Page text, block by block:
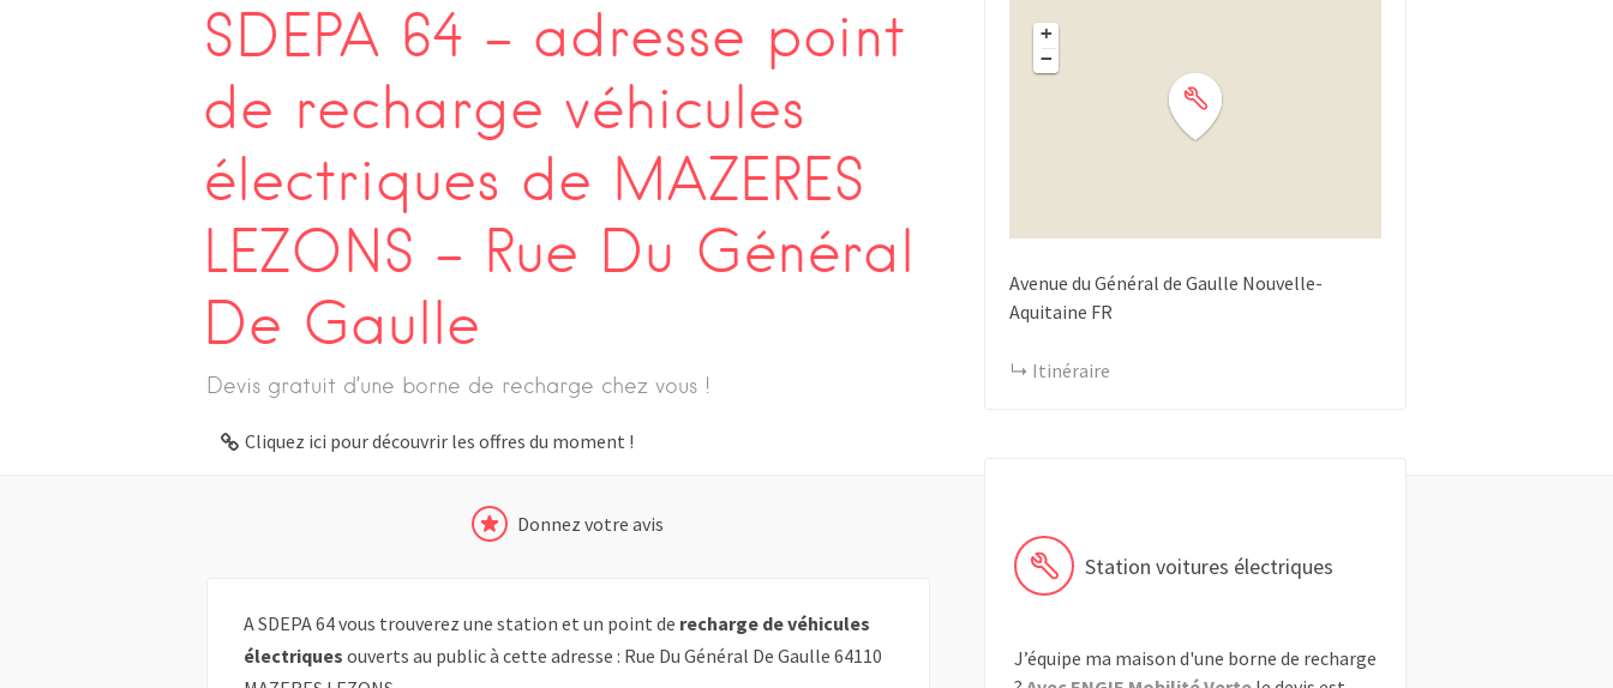
SDEPA 64 – adresse point
de recharge véhicules
électriques de MAZERES
LEZONS – Rue Du Général
De Gaulle
Devis gratuit d’une borne de recharge chez vous !
Cliquez ici pour découvrir les offres du moment !
Donnez votre avis
A SDEPA 64 vous trouverez une station et un point de recharge de véhicules
électriques ouverts au public à cette adresse : Rue Du Général De Gaulle 64110
+
−
Avenue du Général de Gaulle Nouvelle-
Aquitaine FR
Itinéraire
Station voitures électriques
J’équipe ma maison d'une borne de recharge